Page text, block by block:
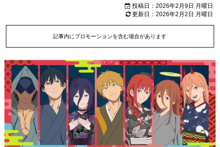
投稿日：2026年2月9日 月曜日
更新日：2026年2月2日 月曜日
記事内にプロモーションを含む場合があります